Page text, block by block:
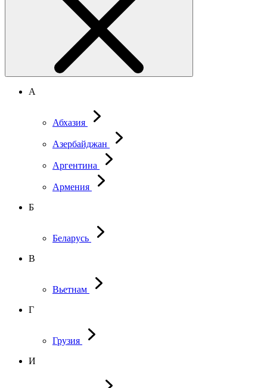
А
Абхазия
Азербайджан
Аргентина
Армения
Б
Беларусь
В
Вьетнам
Г
Грузия
И